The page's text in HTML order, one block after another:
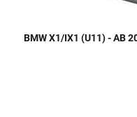
BMW X1/IX1 (U11) - AB